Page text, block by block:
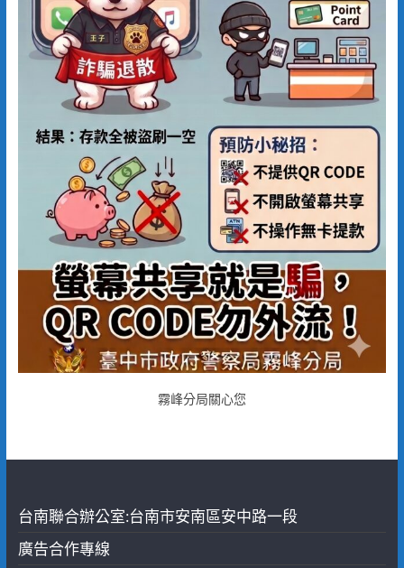
霧峰分局關心您
台南聯合辦公室:台南市安南區安中路一段
廣告合作專線